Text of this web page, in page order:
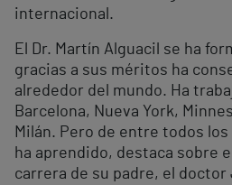
internacional.
El Dr. Martín Alguacil se ha
gracias a sus méritos ha
alrededor del mundo. Ha
Barcelona, Nueva York,
Milán. Pero de entre todos
ha aprendido, destaca sobre
carrera de su padre, el doctor